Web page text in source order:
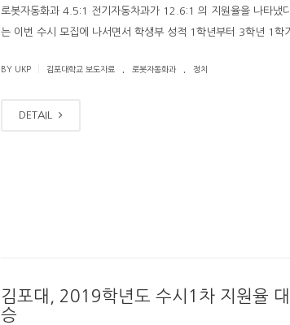
로봇자동화과 4.5:1 전기자동차과가 12.6:1 의 지원율을 나타냈
는 이번 수시 모집에 나서면서 학생부 성적 1학년부터 3학년 1학
BY UKP 김포대학교 보도자료 로봇자동화과 정치
DETAIL
김포대, 2019학년도 수시1차 지원율
승